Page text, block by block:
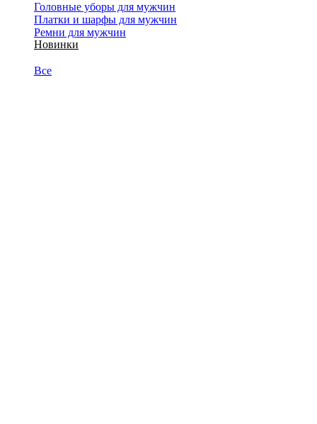
Головные уборы для мужчин
Платки и шарфы для мужчин
Ремни для мужчин
Новинки
Все